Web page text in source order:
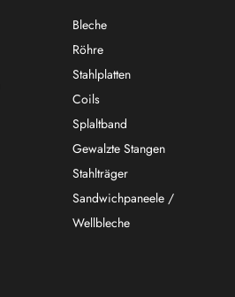
Bleche
Röhre
Stahlplatten
Coils
Splaltband
Gewalzte Stangen
Stahlträger
Sandwichpaneele /
Wellbleche